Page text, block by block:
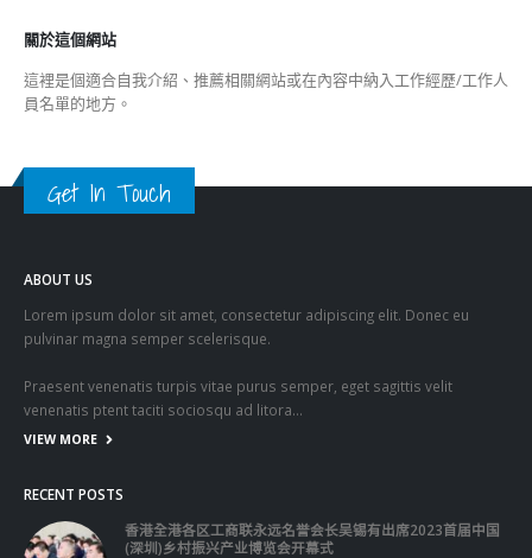
關於這個網站
這裡是個適合自我介紹、推薦相關網站或在內容中納入工作經歷/工作人
員名單的地方。
Get In Touch
ABOUT US
Lorem ipsum dolor sit amet, consectetur adipiscing elit. Donec eu
pulvinar magna semper scelerisque.
Praesent venenatis turpis vitae purus semper, eget sagittis velit
venenatis ptent taciti sociosqu ad litora…
VIEW MORE
RECENT POSTS
香港全港各区工商联永远名誉会长吴锡有出席2023首届中国
(深圳)乡村振兴产业博览会开幕式